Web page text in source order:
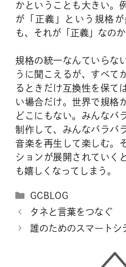
かということも大きい。
が「正義」という規格
も、それが「正義」なの
規格の統一なんていらな
うに聞こえるが、すべて
るときだけ互換性を保て
い場合だけ。世界で規格
どこにもない。みんなバ
制作して、みんなバラバ
音楽を再生して楽しむ。
ションが展開されていく
も嬉しくなってしまう。
カ
テ
リ
GCBLOG
タネと言葉をつなぐ
誰のためのスマートシ